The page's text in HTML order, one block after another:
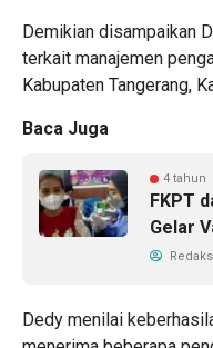
Demikian disampaikan
terkait manajemen
Kabupaten Tangerang,
Baca Juga
4 tahun
FKPT
Gelar
Dedy menilai